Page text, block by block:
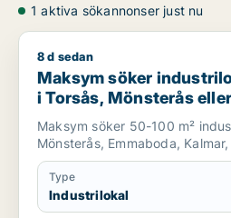
1 aktiva sökannonser just nu
Maksym söker industrilokal för
8 d sedan
Maksym söker
i Torsås, Mönsterås
Maksym söker 50-100 m²
Mönsterås, Emmaboda,
Type
Industrilokal